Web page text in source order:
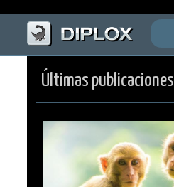
Últimas publicaciones